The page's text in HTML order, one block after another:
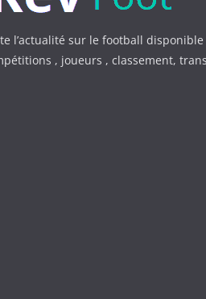
l’actualité sur le football
, joueurs , classement,